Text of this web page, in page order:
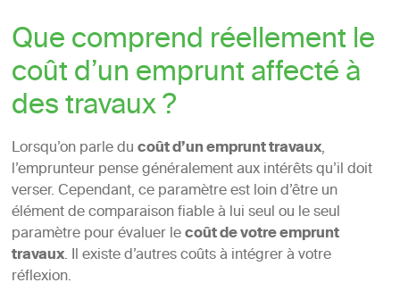
Que comprend réellement le
coût d’un emprunt affecté à
des travaux ?
Lorsqu’on parle ducoût d’un emprunt travaux,
l’emprunteur pense généralement aux intérêts qu’il doit
verser. Cependant, ce paramètre est loin d’être un
élément de comparaison fiable à lui seul ou le seul
paramètre pour évaluer lecoût de votre emprunt
travaux. Il existe d’autres coûts à intégrer à votre
réflexion.